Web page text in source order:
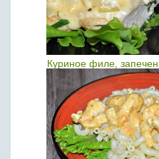
Куриное филе,